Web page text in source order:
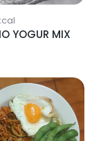
YOGUR MIX